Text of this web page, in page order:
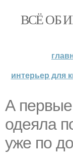
ВСЁ ОБ
интерьер для
А
одеяла
уже по